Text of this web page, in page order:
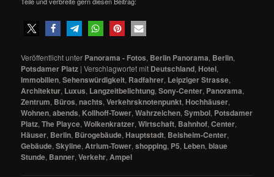
Veröffentlicht unter Panorama - Fotos, Berlin Panorama, Berlin,
Potsdamer Platz |Verschlagwortet mit Deutschland, Hotel,
Immobilien,Sehenswürdigkeit, Radfahrer, Leipziger Strasse,
Architektur, Luxus, Langzeitbelichtung,Sony-Center, Panorama,
Zentrum, Büros,nachts,Verkehrsknotenpunkt, Hochhäuser,
Wohnen,abends, Kollhoff-Tower,Wahrzeichen,Symbol, Potsdamer
Platz,The Playce,Wolkenkratzer,Wirtschaft, Bahnhof,Center,
Häuser, Berlin, Bürogebäude, Hauptstadt, Beisheim-Center,
Gebäude,Skyline, Atrium-Tower,shopping, P5, Leben,blaue
Stunde, Banner,Verkehr, Ampel